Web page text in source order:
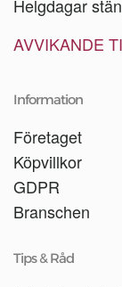
Helgdagar
AVVIKANDE
Information
Företaget
Köpvillkor
GDPR
Branschen
Tips & Råd